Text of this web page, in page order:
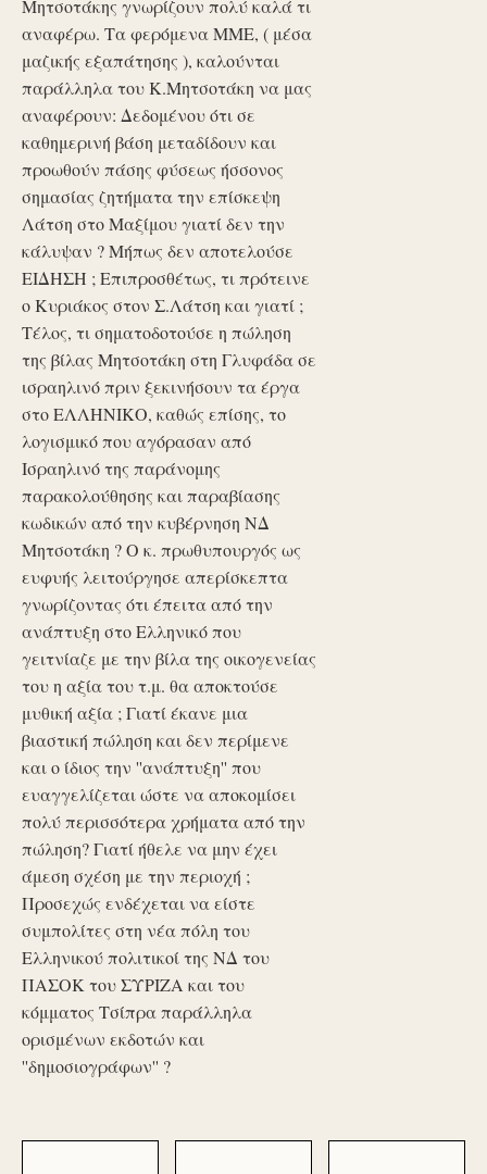
Μητσοτάκης γνωρίζουν πολύ καλά τι
αναφέρω. Τα φερόμενα ΜΜΕ, ( μέσα
μαζικής εξαπάτησης ), καλούνται
παράλληλα του Κ.Μητσοτάκη να μας
αναφέρουν: Δεδομένου ότι σε
καθημερινή βάση μεταδίδουν και
προωθούν πάσης φύσεως ήσσονος
σημασίας ζητήματα την επίσκεψη
Λάτση στο Μαξίμου γιατί δεν την
κάλυψαν ? Μήπως δεν αποτελούσε
ΕΙΔΗΣΗ ; Επιπροσθέτως, τι πρότεινε
ο Κυριάκος στον Σ.Λάτση και γιατί ;
Τέλος, τι σηματοδοτούσε η πώληση
της βίλας Μητσοτάκη στη Γλυφάδα σε
ισραηλινό πριν ξεκινήσουν τα έργα
στο ΕΛΛΗΝΙΚΟ, καθώς επίσης, το
λογισμικό που αγόρασαν από
Ισραηλινό της παράνομης
παρακολούθησης και παραβίασης
κωδικών από την κυβέρνηση ΝΔ
Μητσοτάκη ? Ο κ. πρωθυπουργός ως
ευφυής λειτούργησε απερίσκεπτα
γνωρίζοντας ότι έπειτα από την
ανάπτυξη στο Ελληνικό που
γειτνίαζε με την βίλα της οικογενείας
του η αξία του τ.μ. θα αποκτούσε
μυθική αξία ; Γιατί έκανε μια
βιαστική πώληση και δεν περίμενε
και ο ίδιος την ''ανάπτυξη'' που
ευαγγελίζεται ώστε να αποκομίσει
πολύ περισσότερα χρήματα από την
πώληση? Γιατί ήθελε να μην έχει
άμεση σχέση με την περιοχή ;
Προσεχώς ενδέχεται να είστε
συμπολίτες στη νέα πόλη του
Ελληνικού πολιτικοί της ΝΔ του
ΠΑΣΟΚ του ΣΥΡΙΖΑ και του
κόμματος Τσίπρα παράλληλα
ορισμένων εκδοτών και
''δημοσιογράφων'' ?